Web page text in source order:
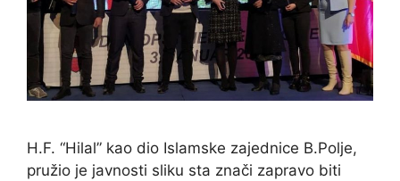
H.F. “Hilal” kao dio Islamske zajednice B.Polje,
pružio je javnosti sliku sta znači zapravo biti